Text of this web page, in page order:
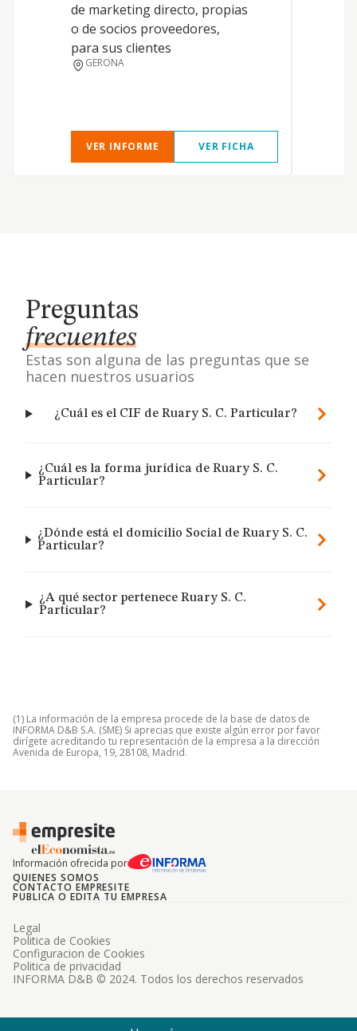
de marketing directo, propias
o de socios proveedores,
para sus clientes
GERONA
VER INFORME VER FICHA
Preguntas
frecuentes
Estas son alguna de las preguntas que se
hacen nuestros usuarios
¿Cuál es el CIF de Ruary S. C. Particular?
¿Cuál es la forma jurídica de Ruary S. C.
Particular?
¿Dónde está el domicilio Social de Ruary S. C.
Particular?
¿A qué sector pertenece Ruary S. C.
Particular?
(1) La información de la empresa procede de la base de datos de
INFORMA D&B S.A. (SME) Si aprecias que existe algún error por favor
dirígete acreditando tu representación de la empresa a la dirección
Avenida de Europa, 19, 28108, Madrid.
Información ofrecida por
QUIENES SOMOS
CONTACTO EMPRESITE
PUBLICA O EDITA TU EMPRESA
INFORMA D&B © 2024. Todos los derechos reservados
Legal
Politica de Cookies
Configuracion de Cookies
Politica de privacidad